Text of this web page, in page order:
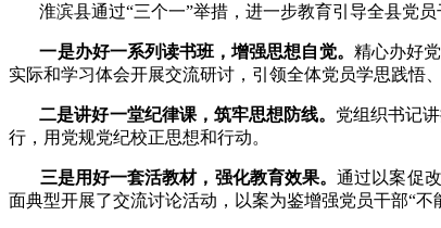
淮滨县通过“三个一”举措，进一步教育引导全县党
一是办好一系列读书班，增强思想自觉。 精心办好
实际和学习体会开展交流研讨，引领全体党员学思践悟
二是讲好一堂纪律课，筑牢思想防线。 党组织书记
行，用党规党纪校正思想和行动。
三是用好一套活教材，强化教育效果。通过以案促
面典型开展了交流讨论活动，以案为鉴增强党员干部“不